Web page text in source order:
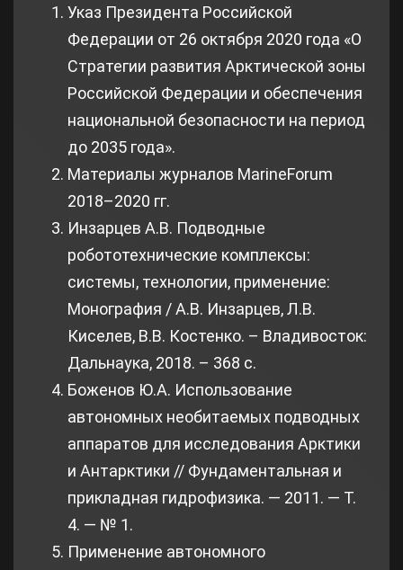
Указ Президента Российской
Федерации от 26 октября 2020 года «О
Стратегии развития Арктической зоны
Российской Федерации и обеспечения
национальной безопасности на период
до 2035 года».
Материалы журналов MarineForum
2018–2020 гг.
Инзарцев А.В. Подводные
робототехнические комплексы:
системы, технологии, применение:
Монография / А.В. Инзарцев, Л.В.
Киселев, В.В. Костенко. – Владивосток:
Дальнаука, 2018. – 368 с.
Боженов Ю.А. Использование
автономных необитаемых подводных
аппаратов для исследования Арктики
и Антарктики // Фундаментальная и
прикладная гидрофизика. — 2011. — Т.
4. — № 1.
Применение автономного